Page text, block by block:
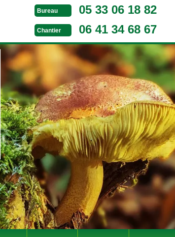
Bureau 05 33 06 18 82
Chantier 06 41 34 68 67